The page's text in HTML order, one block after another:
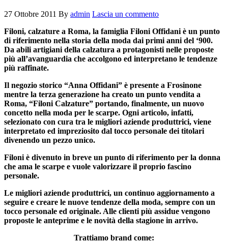
27 Ottobre 2011 By admin Lascia un commento
Filoni, calzature a Roma, la famiglia Filoni Offidani è un punto
di riferimento nella storia della moda dai primi anni del ‘900.
Da abili artigiani della calzatura a protagonisti nelle proposte
più all’avanguardia che accolgono ed interpretano le tendenze
più raffinate.
Il negozio storico “Anna Offidani” è presente a Frosinone
mentre la terza generazione ha creato un punto vendita a
Roma, “Filoni Calzature” portando, finalmente, un nuovo
concetto nella moda per le scarpe. Ogni articolo, infatti,
selezionato con cura tra le migliori aziende produttrici, viene
interpretato ed impreziosito dal tocco personale dei titolari
divenendo un pezzo unico.
Filoni è divenuto in breve un punto di riferimento per la donna
che ama le scarpe e vuole valorizzare il proprio fascino
personale.
Le migliori aziende produttrici, un continuo aggiornamento a
seguire e creare le nuove tendenze della moda, sempre con un
tocco personale ed originale. Alle clienti più assidue vengono
proposte le anteprime e le novità della stagione in arrivo.
Trattiamo brand come: